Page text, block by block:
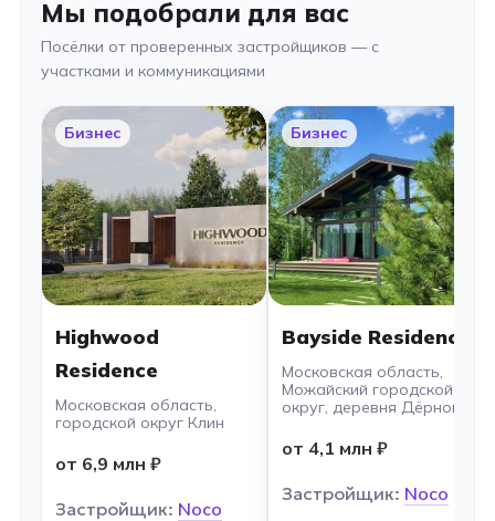
Мы подобрали для вас
Посёлки от проверенных застройщиков — с
участками и коммуникациями
Бизнес
Highwood
Residence
Московская область,
городской округ Клин
от 6,9 млн ₽
Застройщик: Noco
Бизнес
Bayside Residence
Московская область,
Можайский городской
округ, деревня Дёрново
от 4,1 млн ₽
Застройщик: Noco